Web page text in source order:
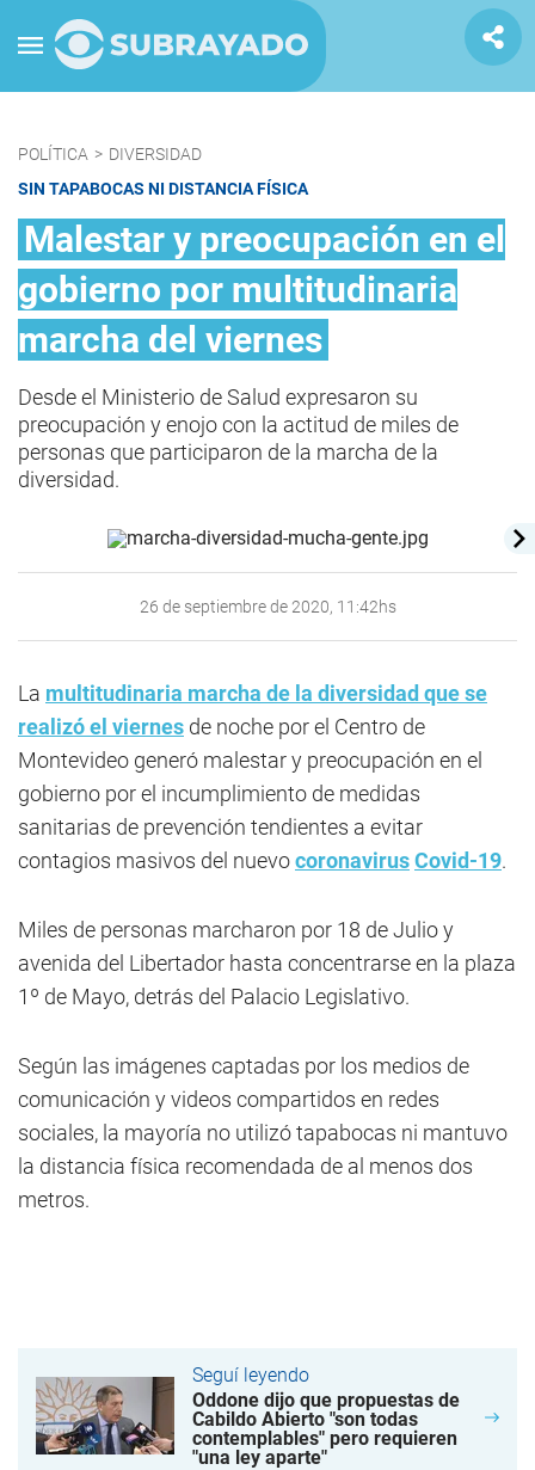
POLÍTICA > DIVERSIDAD
SIN TAPABOCAS NI DISTANCIA FÍSICA
Malestar y preocupación en el
gobierno por multitudinaria
marcha del viernes
Desde el Ministerio de Salud expresaron su
preocupación y enojo con la actitud de miles de
personas que participaron de la marcha de la
diversidad.
26 de septiembre de 2020, 11:42hs
La multitudinaria marcha de la diversidad que se
realizó el viernes de noche por el Centro de
Montevideo generó malestar y preocupación en el
gobierno por el incumplimiento de medidas
sanitarias de prevención tendientes a evitar
contagios masivos del nuevocoronavirusCovid-19.
Miles de personas marcharon por 18 de Julio y
avenida del Libertador hasta concentrarse en la plaza
1º de Mayo, detrás del Palacio Legislativo.
Según las imágenes captadas por los medios de
comunicación y videos compartidos en redes
sociales, la mayoría no utilizó tapabocas ni mantuvo
la distancia física recomendada de al menos dos
metros.
Seguí leyendo
Oddone dijo que propuestas de
Cabildo Abierto "son todas
contemplables" pero requieren
"una ley aparte"